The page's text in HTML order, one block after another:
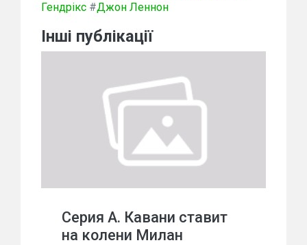
Гендрікс #Джон Леннон
Інші публікації
Серия А. Кавани ставит
на колени Милан